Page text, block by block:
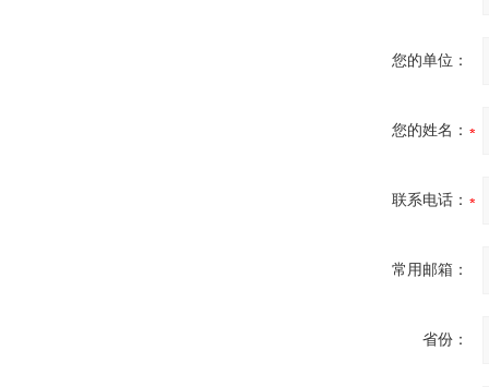
您的单位：
您的姓名：
联系电话：
常用邮箱：
省份：